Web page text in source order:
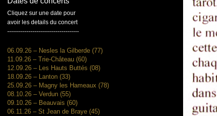
Cliquez sur une date pour
avoir les details du concert
-------------------------------------
06.09.26 – Nesles la Gilberde (77)
11.09.26 – Trie-Château (60)
12.09.26 – Les Hauts Buttés (08)
18.09.26 – Lanton (33)
25.09.26 – Magny les Hameaux (78)
08.10.26 – Verdun (55)
09.10.26 – Beauvais (60)
06.11.26 – St Jean de Braye (45)